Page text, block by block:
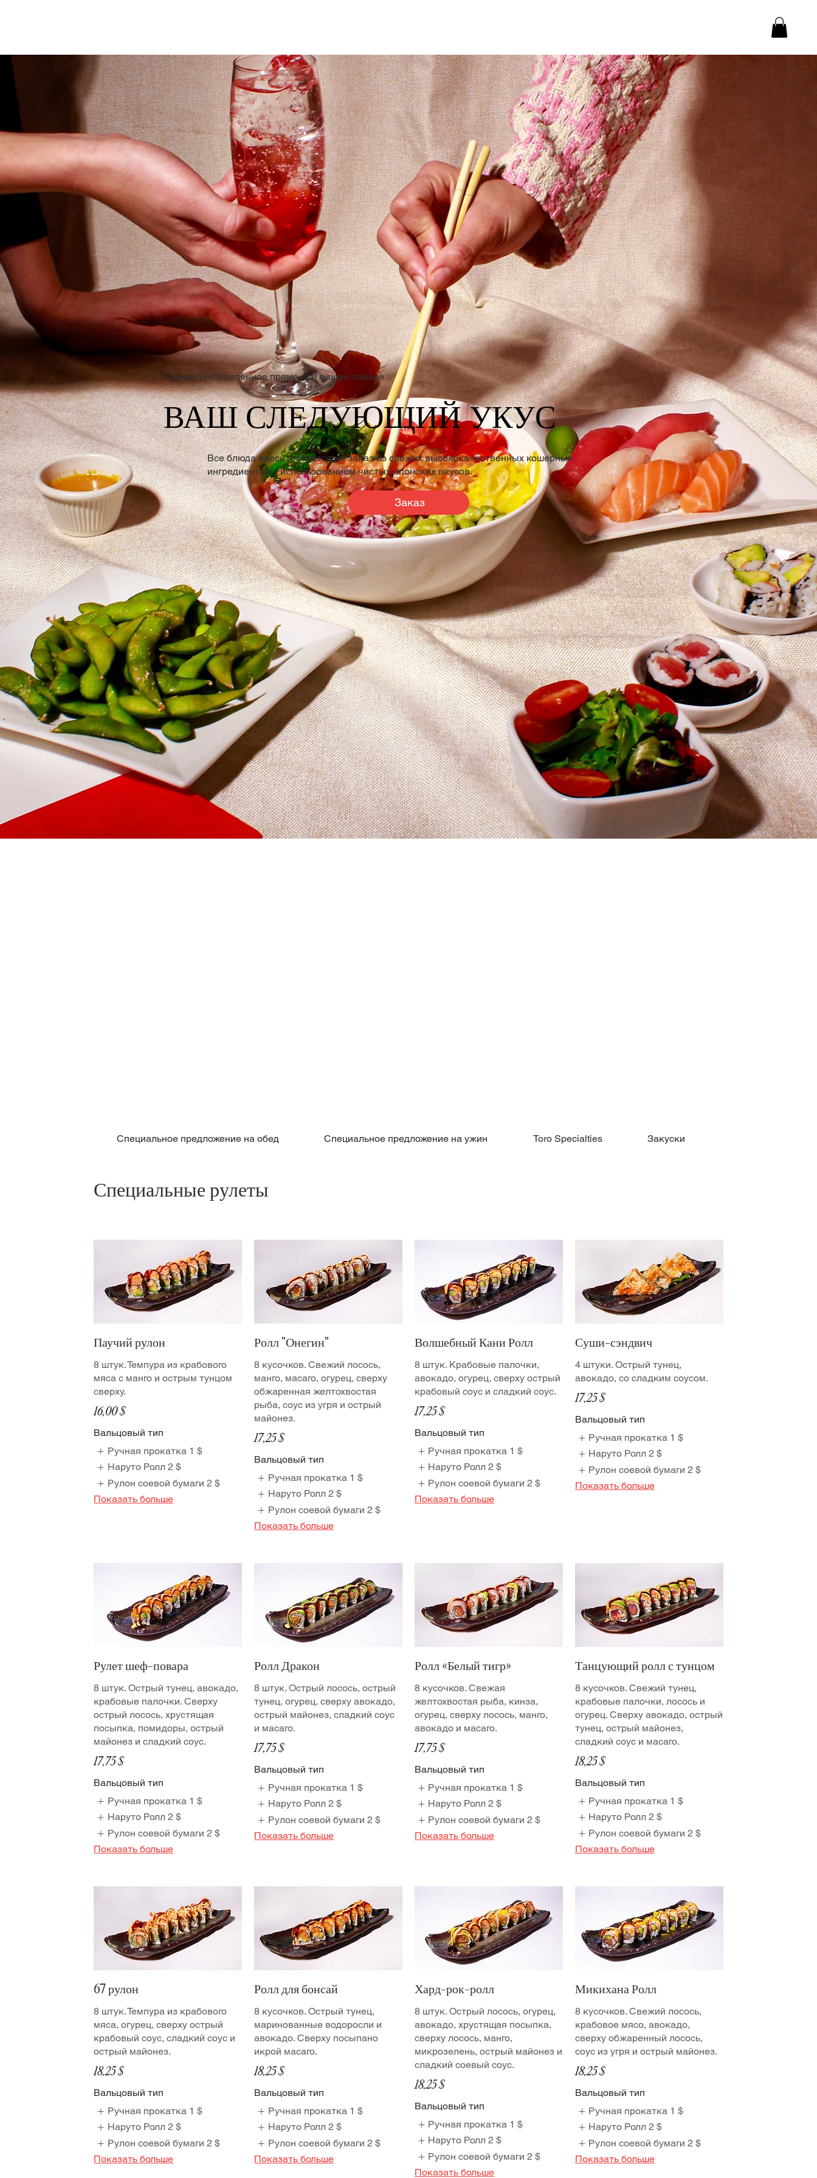
Свежеприготовленное прямо при вашем заказе
ВАШ СЛЕДУЮЩИЙ УКУС
Все блюда здесь готовятся на заказ из свежих высококачественных кошерных
ингредиентов с использованием чистых японских вкусов.
Заказ
Специальное предложение на обед Специальное предложение на ужин Toro Specialties Закуски
Специальные рулеты
Паучий рулон
8 штук. Темпура из крабового
мяса с манго и острым тунцом
сверху.
16,00 $
Вальцовый тип
Ручная прокатка 1 $
Наруто Ролл 2 $
Рулон соевой бумаги 2 $
Показать больше
Ролл "Онегин"
8 кусочков. Свежий лосось,
манго, масаго, огурец, сверху
обжаренная желтохвостая
рыба, соус из угря и острый
майонез.
17,25 $
Вальцовый тип
Ручная прокатка 1 $
Наруто Ролл 2 $
Рулон соевой бумаги 2 $
Показать больше
Волшебный Кани Ролл
8 штук. Крабовые палочки,
авокадо, огурец, сверху острый
крабовый соус и сладкий соус.
17,25 $
Вальцовый тип
Ручная прокатка 1 $
Наруто Ролл 2 $
Рулон соевой бумаги 2 $
Показать больше
Суши-сэндвич
4 штуки. Острый тунец,
авокадо, со сладким соусом.
17,25 $
Вальцовый тип
Ручная прокатка 1 $
Наруто Ролл 2 $
Рулон соевой бумаги 2 $
Показать больше
Рулет шеф-повара
8 штук. Острый тунец, авокадо,
крабовые палочки. Сверху
острый лосось, хрустящая
посыпка, помидоры, острый
майонез и сладкий соус.
17,75 $
Вальцовый тип
Ручная прокатка 1 $
Наруто Ролл 2 $
Рулон соевой бумаги 2 $
Показать больше
Ролл Дракон
8 штук. Острый лосось, острый
тунец, огурец, сверху авокадо,
острый майонез, сладкий соус
и масаго.
17,75 $
Вальцовый тип
Ручная прокатка 1 $
Наруто Ролл 2 $
Рулон соевой бумаги 2 $
Показать больше
Ролл «Белый тигр»
8 кусочков. Свежая
желтохвостая рыба, кинза,
огурец, сверху лосось, манго,
авокадо и масаго.
17,75 $
Вальцовый тип
Ручная прокатка 1 $
Наруто Ролл 2 $
Рулон соевой бумаги 2 $
Показать больше
Танцующий ролл с тунцом
8 кусочков. Свежий тунец,
крабовые палочки, лосось и
огурец. Сверху авокадо, острый
тунец, острый майонез,
сладкий соус и масаго.
18,25 $
Вальцовый тип
Ручная прокатка 1 $
Наруто Ролл 2 $
Рулон соевой бумаги 2 $
Показать больше
67 рулон
8 штук. Темпура из крабового
мяса, огурец, сверху острый
крабовый соус, сладкий соус и
острый майонез.
18,25 $
Вальцовый тип
Ручная прокатка 1 $
Наруто Ролл 2 $
Рулон соевой бумаги 2 $
Показать больше
Ролл для бонсай
8 кусочков. Острый тунец,
маринованные водоросли и
авокадо. Сверху посыпано
икрой масаго.
18,25 $
Вальцовый тип
Ручная прокатка 1 $
Наруто Ролл 2 $
Рулон соевой бумаги 2 $
Показать больше
Хард-рок-ролл
8 штук. Острый лосось, огурец,
авокадо, хрустящая посыпка,
сверху лосось, манго,
микрозелень, острый майонез и
сладкий соевый соус.
18,25 $
Вальцовый тип
Ручная прокатка 1 $
Наруто Ролл 2 $
Рулон соевой бумаги 2 $
Показать больше
Микихана Ролл
8 кусочков. Свежий лосось,
крабовое мясо, авокадо,
сверху обжаренный лосось,
соус из угря и острый майонез.
18,25 $
Вальцовый тип
Ручная прокатка 1 $
Наруто Ролл 2 $
Рулон соевой бумаги 2 $
Показать больше